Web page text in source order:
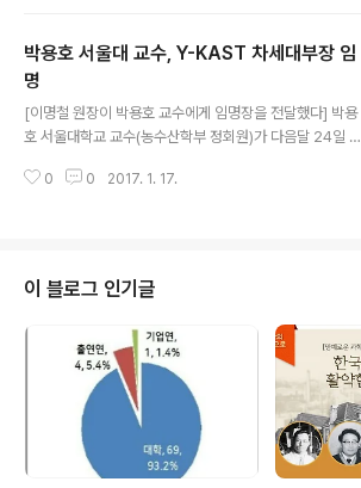
과학기술한림원(이하 Y-KAST)의 이학부, 공학부, 의약학
부, 농수산학부 간사로 임명됐다. Y-KAST 간사 임명식은
지난 22일 한림원회관에서 열렸으며, 이명철 원장과 유욱
준 총괄부원장을 비롯해 한림원 임직원이 참석했다. Y-KA
ST는 만 45세 이하의 우수한 젊은 과학자들을 회원으로
선발하고, 이들이 해외 영아카데미 회원들과 조기 교류를
박용호 서울대 교수, Y-KAST 차세대부장 임
명
[이명철 원장이 박용호 교수에게 임명장을 전달했다] 박용
호 서울대학교 교수(농수산학부 정회원)가 다음달 24일 출
AST)의 제1대 차세대부장으로 임명됐다. Y-KAST는 만
자 그룹에서 활동할 수 있도록 지원하는 사업이다. 한림원
원장 직속의 Y-KAST 차세대부장은 프로그램을 총괄하는
역할을 맡으며 임기는 2년이다. 박용호 교수는 서울대 수
의과대 학장, 한국수의학교육협회장, 한국식품위생안정성
학회장, 식품의약품안전청식품정책 자문위원, 대한인수공
통전염병학회장, 농림축산검역본부 본부장 등을 역..
0 0 2017. 1. 17.
이 블로그 인기글